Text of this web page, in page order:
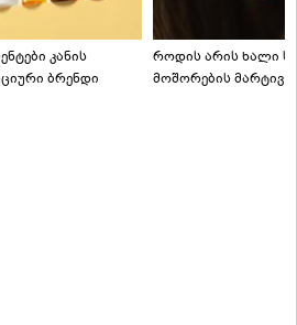
კანის
ბრენდი
როდის არის ხალი
მოშორების